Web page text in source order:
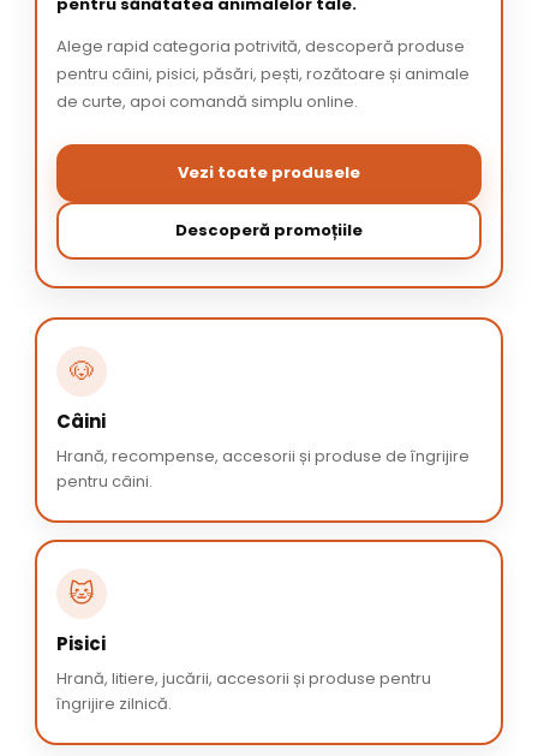
Alege rapid categoria potrivită, descoperă produse
pentru câini, pisici, păsări, pești, rozătoare și animale
de curte, apoi comandă simplu online.
Vezi toate produsele
Descoperă promoțiile
🐶
Câini
Hrană, recompense, accesorii și produse de îngrijire
pentru câini.
🐱
Pisici
Hrană, litiere, jucării, accesorii și produse pentru
îngrijire zilnică.